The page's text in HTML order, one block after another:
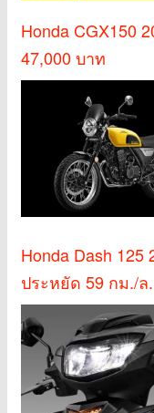
Honda CGX150
47,000 บาท
Honda Dash
ประหยัด 59 กม./ล